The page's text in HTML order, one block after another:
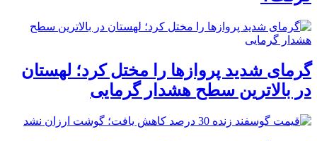
گرمای شدید پروازها را مختل کرد؛ لهستان
در بالاترین سطح هشدار گرمایی